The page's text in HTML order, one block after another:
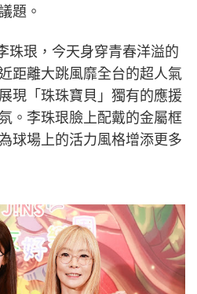
題。
珠珢，今天身穿青春洋溢的
距離大跳風靡全台的超人氣
現「珠珠寶貝」獨有的應援
。李珠珢臉上配戴的金屬框
球場上的活力風格增添更多